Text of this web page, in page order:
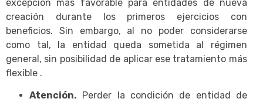
excepción más favorable para entidades de nueva
creación durante los primeros ejercicios con
beneficios. Sin embargo, al no poder considerarse
como tal, la entidad queda sometida al régimen
general, sin posibilidad de aplicar ese tratamiento más
flexible .
Atención. Perder la condición de entidad de